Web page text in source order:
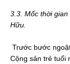
3.3. Mốc thời
Hữu.
Trước bước
Cộng sản trẻ tuổi